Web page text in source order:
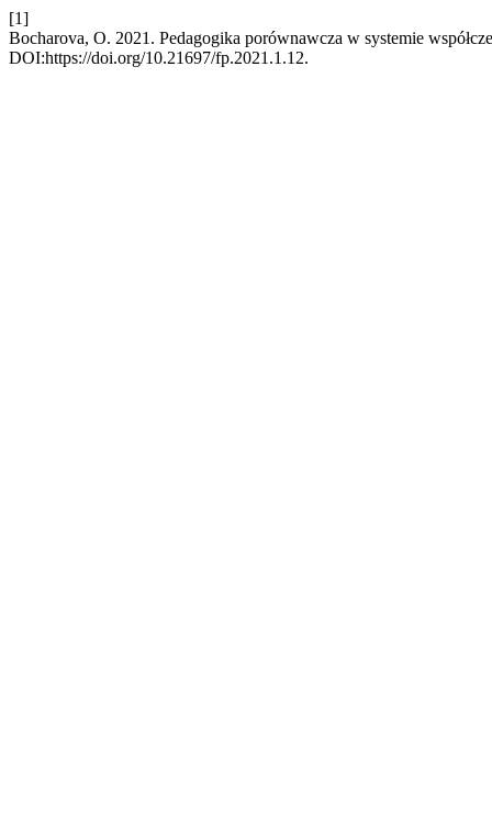
[1]
Bocharova, O. 2021. Pedagogika porównawcza w systemie
DOI:https://doi.org/10.21697/fp.2021.1.12.